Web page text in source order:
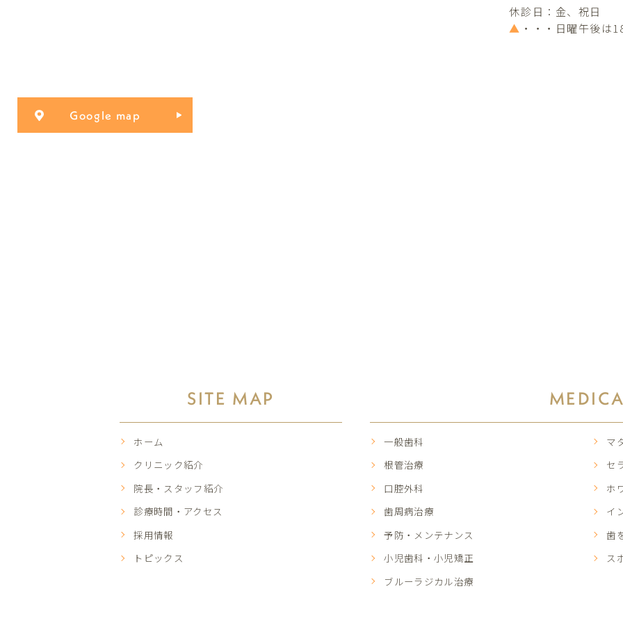
休診日：金、祝日
▲ ・・・日曜午後は
Google map
SITE MAP
ホーム
クリニック紹介
院長・スタッフ紹介
診療時間・アクセス
採用情報
トピックス
一般歯科
根管治療
口腔外科
歯周病治療
予防・メンテナンス
小児歯科・小児矯正
ブルーラジカル治療
マ
セ
ホ
イ
歯
ス